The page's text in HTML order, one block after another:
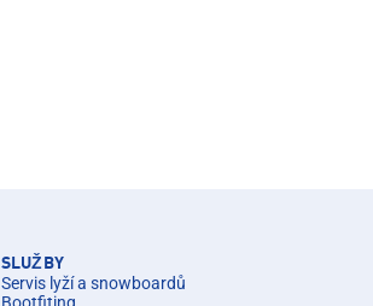
SLUŽBY
Servis lyží a snowboardů